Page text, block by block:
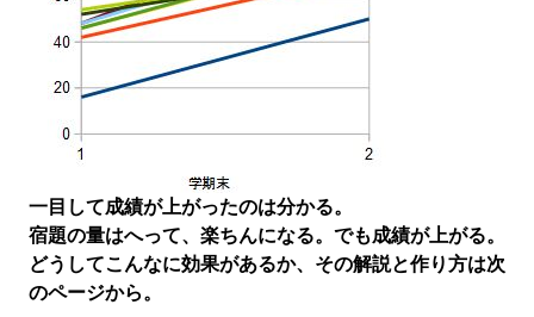
一目して成績が上がったのは分かる。
宿題の量はへって、楽ちんになる。でも成績が上がる。
どうしてこんなに効果があるか、その解説と作り方は次
のページから。